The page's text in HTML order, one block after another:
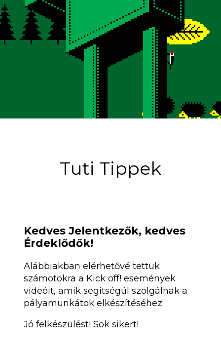
Tuti Tippek
Kedves Jelentkezők, kedves
Érdeklődők!
Alábbiakban elérhetővé tettük
számotokra a Kick off! események
videóit, amik segítségül szolgálnak a
pályamunkátok elkészítéséhez.
Jó felkészülést! Sok sikert!